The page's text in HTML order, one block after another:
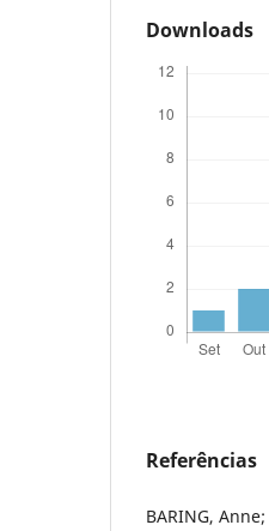
Downloads
Referências
BARING,